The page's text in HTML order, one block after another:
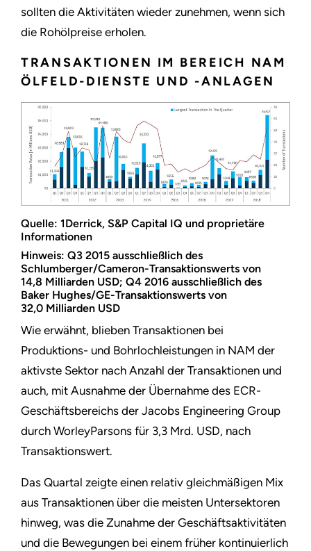
sollten die Aktivitäten wieder zunehmen, wenn sich
die Rohölpreise erholen.
TRANSAKTIONEN IM BEREICH NAM
ÖLFELD-DIENSTE UND -ANLAGEN
Quelle: 1Derrick, S&P Capital IQ und proprietäre
Informationen
Hinweis: Q3 2015 ausschließlich des
Schlumberger/Cameron-Transaktionswerts von
14,8 Milliarden USD; Q4 2016 ausschließlich des
Baker Hughes/GE-Transaktionswerts von
32,0 Milliarden USD
Wie erwähnt, blieben Transaktionen bei
Produktions- und Bohrlochleistungen in NAM der
aktivste Sektor nach Anzahl der Transaktionen und
auch, mit Ausnahme der Übernahme des ECR-
Geschäftsbereichs der Jacobs Engineering Group
durch WorleyParsons für 3,3 Mrd. USD, nach
Transaktionswert.
Das Quartal zeigte einen relativ gleichmäßigen Mix
aus Transaktionen über die meisten Untersektoren
hinweg, was die Zunahme der Geschäftsaktivitäten
und die Bewegungen bei einem früher kontinuierlich